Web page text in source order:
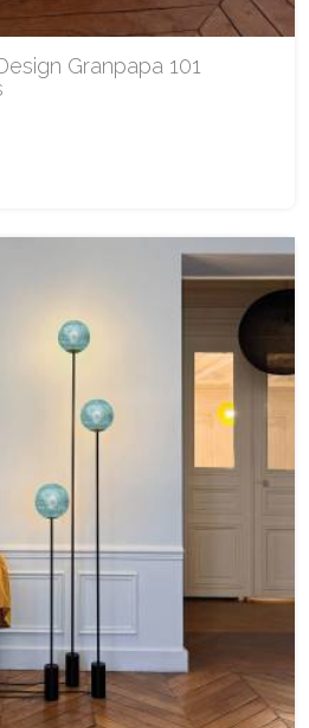
Granpapa 101